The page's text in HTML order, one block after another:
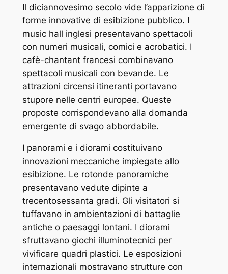
Il diciannovesimo secolo vide l’apparizione di
forme innovative di esibizione pubblico. I
music hall inglesi presentavano spettacoli
con numeri musicali, comici e acrobatici. I
cafè-chantant francesi combinavano
spettacoli musicali con bevande. Le
attrazioni circensi itineranti portavano
stupore nelle centri europee. Queste
proposte corrispondevano alla domanda
emergente di svago abbordabile.
I panorami e i diorami costituivano
innovazioni meccaniche impiegate allo
esibizione. Le rotonde panoramiche
presentavano vedute dipinte a
trecentosessanta gradi. Gli visitatori si
tuffavano in ambientazioni di battaglie
antiche o paesaggi lontani. I diorami
sfruttavano giochi illuminotecnici per
vivificare quadri plastici. Le esposizioni
internazionali mostravano strutture con